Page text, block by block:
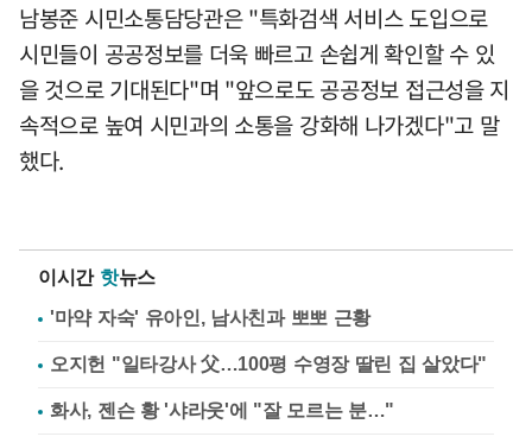
남봉준 시민소통담당관은 "특화검색 서비스 도입으로
시민들이 공공정보를 더욱 빠르고 손쉽게 확인할 수 있
을 것으로 기대된다"며 "앞으로도 공공정보 접근성을 지
속적으로 높여 시민과의 소통을 강화해 나가겠다"고 말
했다.
이시간 핫뉴스
'마약 자숙' 유아인, 남사친과 뽀뽀 근황
오지헌 "일타강사 父…100평 수영장 딸린 집 살았다"
화사, 젠슨 황 '샤라웃'에 "잘 모르는 분…"